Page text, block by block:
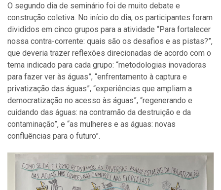
O segundo dia de seminário foi de muito debate e
construção coletiva. No início do dia, os participantes foram
divididos em cinco grupos para a atividade “Para fortalecer
nossa contra-corrente: quais são os desafios e as pistas?”,
que deveria trazer reflexões direcionadas de acordo com o
tema indicado para cada grupo: “metodologias inovadoras
para fazer ver às águas”, “enfrentamento à captura e
privatização das águas”, “experiências que ampliam a
democratização no acesso às águas”, “regenerando e
cuidando das águas: na contramão da destruição e da
contaminação”, e “as mulheres e as águas: novas
confluências para o futuro”.